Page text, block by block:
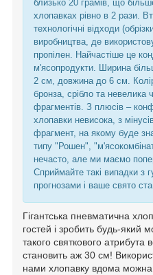
близько 20 грамів, що
хлопавках рівно в 2 рази.
технологічні відходи
виробництва, де
пропілен. Найчастіше це
м'ясопродукти. Ширина
2 см, довжина до 6 см.
бронза, срібло та невелика
фрагментів. З плюсів –
хлопавки невисока, з
фрагмент, на якому буде
типу "Рошен",
нечасто, але ми маємо
Сприймайте такі випадки з
прогнозами і ваше свято
Гігантська пневматична
гостей і зробить будь-який
такого святкового
становить аж 30 см!
нами хлопавку вдома